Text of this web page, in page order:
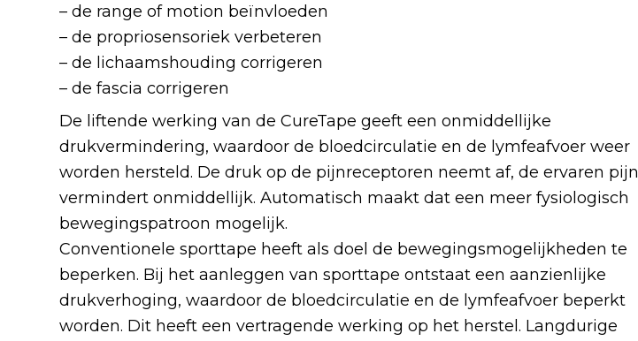
– de range of motion beïnvloeden
– de propriosensoriek verbeteren
– de lichaamshouding corrigeren
– de fascia corrigeren
De liftende werking van de CureTape geeft een onmiddellijke
drukvermindering, waardoor de bloedcirculatie en de lymfeafvoer weer
worden hersteld. De druk op de pijnreceptoren neemt af, de ervaren pijn
vermindert onmiddellijk. Automatisch maakt dat een meer fysiologisch
bewegingspatroon mogelijk.
Conventionele sporttape heeft als doel de bewegingsmogelijkheden te
beperken. Bij het aanleggen van sporttape ontstaat een aanzienlijke
drukverhoging, waardoor de bloedcirculatie en de lymfeafvoer beperkt
worden. Dit heeft een vertragende werking op het herstel. Langdurige